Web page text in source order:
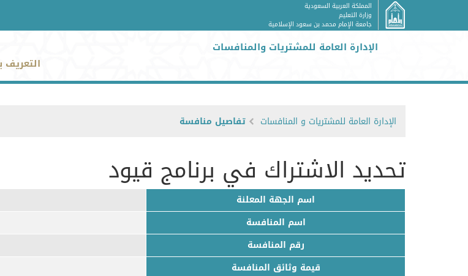
المملكة العربية السعودية
وزارة التعليم
جامعة الإمام محمد بن سعود الإسلامية
الإدارة العامة للمشتريات والمنافسات
التعريف
الإدارة العامة للمشتريات و المنافسات تفاصيل منافسة
تحديد الاشتراك في برنامج قيود
اسم الجهة المعلنة
اسم المنافسة
رقم المنافسة
قيمة وثائق المنافسة